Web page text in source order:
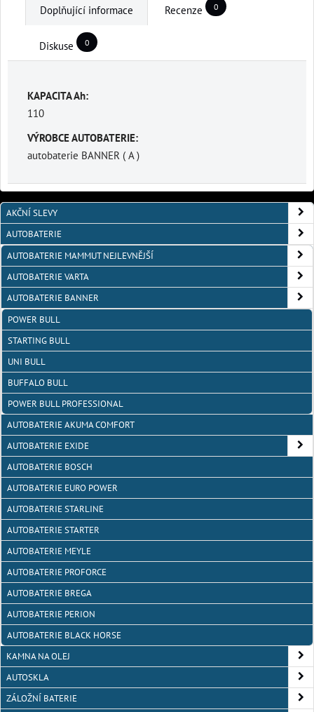
Doplňující informace Recenze 0
Diskuse 0
KAPACITA Ah:
110
VÝROBCE AUTOBATERIE:
autobaterie BANNER ( A )
AKČNÍ SLEVY
AUTOBATERIE
AUTOBATERIE MAMMUT NEJLEVNĚJŠÍ
AUTOBATERIE VARTA
AUTOBATERIE BANNER
POWER BULL
STARTING BULL
UNI BULL
BUFFALO BULL
POWER BULL PROFESSIONAL
AUTOBATERIE AKUMA COMFORT
AUTOBATERIE EXIDE
AUTOBATERIE BOSCH
AUTOBATERIE EURO POWER
AUTOBATERIE STARLINE
AUTOBATERIE STARTER
AUTOBATERIE MEYLE
AUTOBATERIE PROFORCE
AUTOBATERIE BREGA
AUTOBATERIE PERION
AUTOBATERIE BLACK HORSE
KAMNA NA OLEJ
AUTOSKLA
ZÁLOŽNÍ BATERIE